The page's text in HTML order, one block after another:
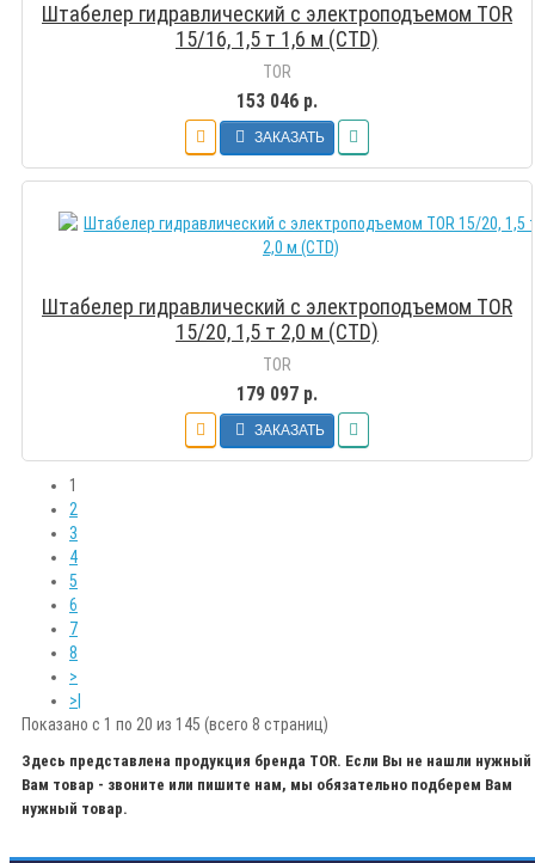
Штабелер гидравлический с электроподъемом TOR
15/16, 1,5 т 1,6 м (CTD)
TOR
153 046 р.
ЗАКАЗАТЬ
Штабелер гидравлический с электроподъемом TOR
15/20, 1,5 т 2,0 м (CTD)
TOR
179 097 р.
ЗАКАЗАТЬ
1
2
3
4
5
6
7
8
>
>|
Показано с 1 по 20 из 145 (всего 8 страниц)
Здесь представлена продукция бренда TOR. Если Вы не нашли нужный
Вам товар - звоните или пишите нам, мы обязательно подберем Вам
нужный товар.